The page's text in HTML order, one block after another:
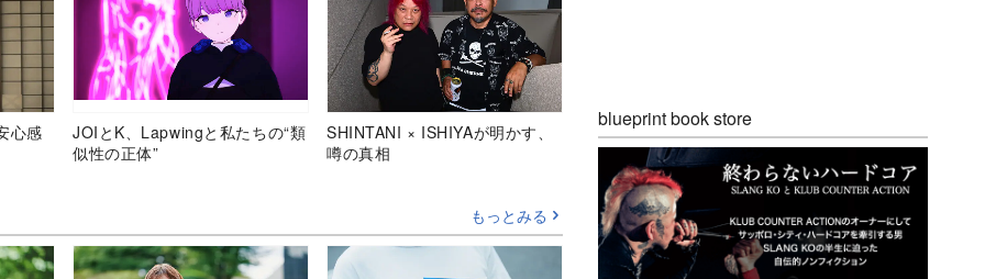
心感
JOIとK、Lapwingと私たちの“類
似性の正体”
SHINTANI × ISHIYAが明かす、
噂の真相
もっとみる
blueprint book store